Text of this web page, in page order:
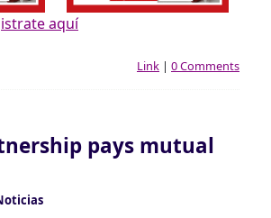
aquí
Link | 0 Comments
pays mutual